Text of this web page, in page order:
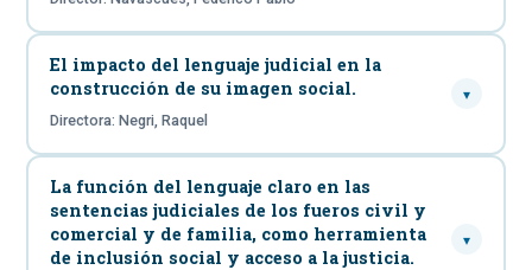
El impacto del lenguaje judicial en la
construcción de su imagen social.
Directora: Negri, Raquel
▾
La función del lenguaje claro en las
sentencias judiciales de los fueros civil y
comercial y de familia, como herramienta
de inclusión social y acceso a la justicia.
▾